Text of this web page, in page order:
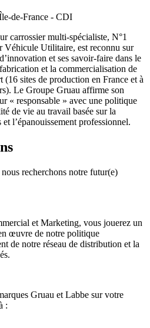
de-France - CDI
carrossier multi-spécialiste, N°1
Véhicule Utilitaire, est reconnu sur
et ses savoir-faire dans le
et la commercialisation de
(16 sites de production en France et à
Le Groupe Gruau affirme son
« responsable » avec une politique
de vie au travail basée sur la
l’épanouissement professionnel.
nous recherchons notre futur(e)
et Marketing, vous jouerez un
œuvre de notre politique
de notre réseau de distribution et la
Gruau et Labbe sur votre
: